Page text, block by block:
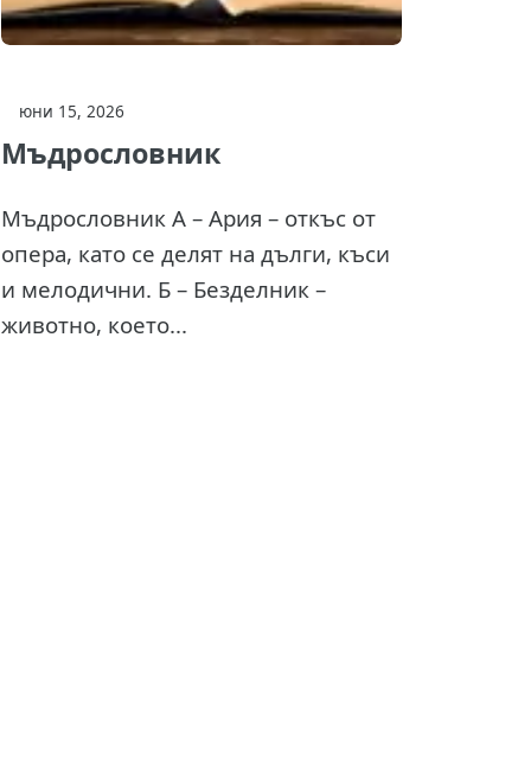
юни 15, 2026
Мъдрословник
Мъдрословник А – Ария – откъс от
опера, като се делят на дълги, къси
и мелодични. Б – Безделник –
животно, което...